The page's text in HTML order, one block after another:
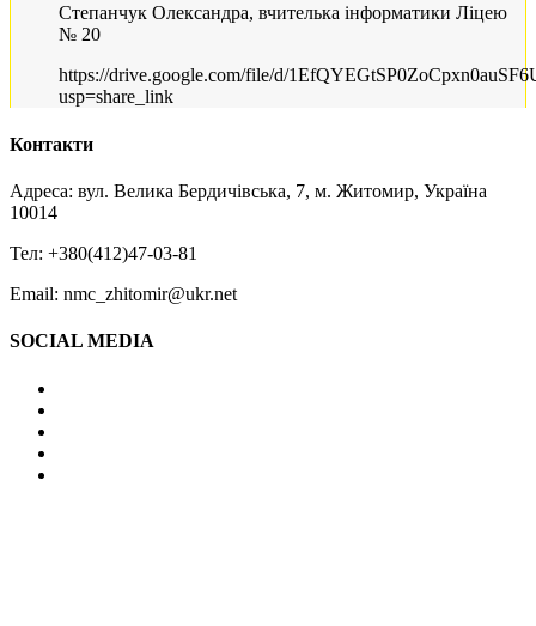
Степанчук Олександра, вчителька інформатики Ліцею
№ 20
https://drive.google.com/file/d/
usp=share_link
Контакти
Адреса: вул. Велика Бердичівська, 7, м. Житомир, Україна
10014
Тел: +380(412)47-03-81
Email: nmc_zhitomir@ukr.net
SOCIAL MEDIA